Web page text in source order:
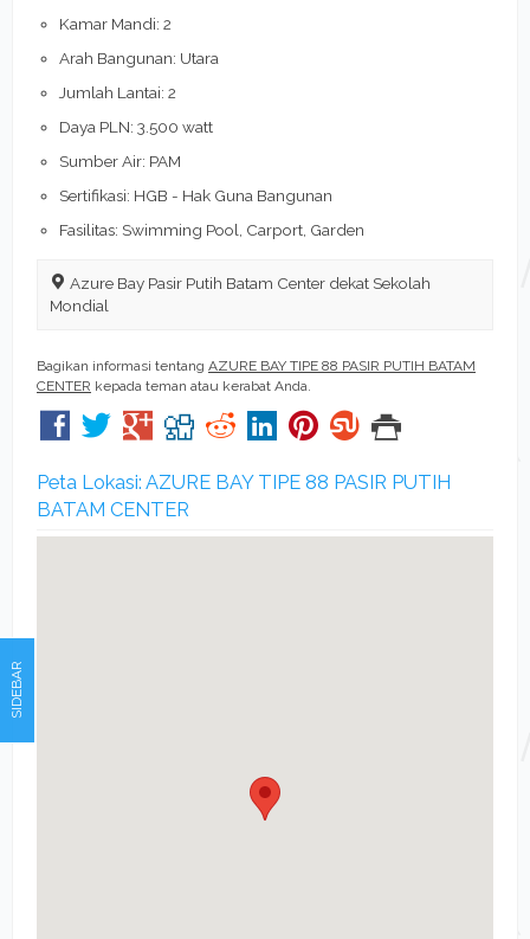
Kamar Mandi: 2
Arah Bangunan: Utara
Jumlah Lantai: 2
Daya PLN: 3.500 watt
Sumber Air: PAM
Sertifikasi: HGB - Hak Guna Bangunan
Fasilitas: Swimming Pool, Carport, Garden
Azure Bay Pasir Putih Batam Center dekat Sekolah
Mondial
Bagikan informasi tentang AZURE BAY TIPE 88 PASIR PUTIH BATAM
CENTER kepada teman atau kerabat Anda.
Peta Lokasi: AZURE BAY TIPE 88 PASIR PUTIH
BATAM CENTER
SIDEBAR